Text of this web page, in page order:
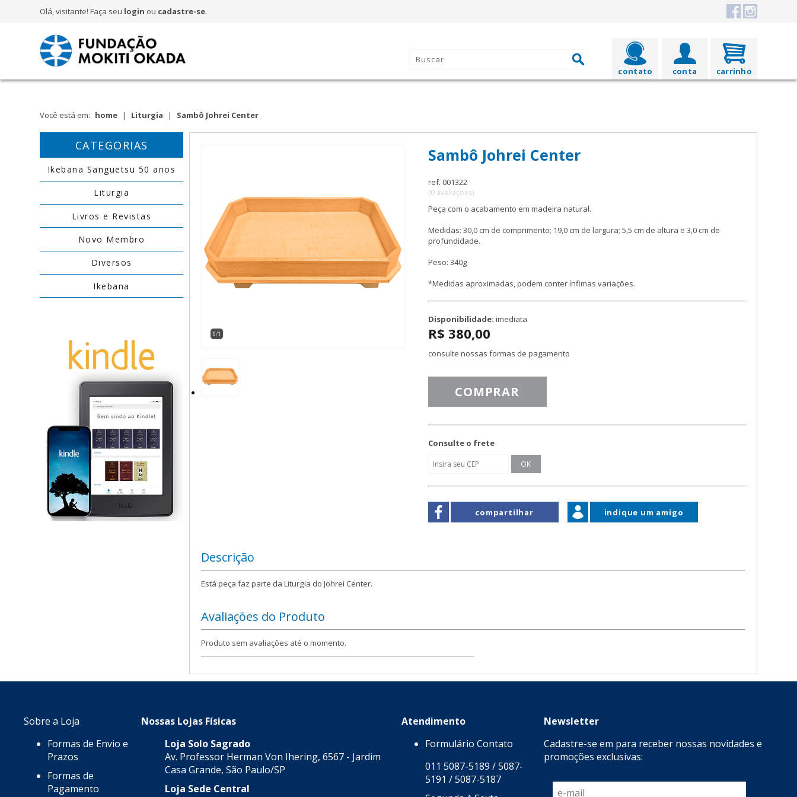
Olá, visitante! Faça seu login ou cadastre-se.
carrinho
conta
contato
Você está em: home | Liturgia | Sambô Johrei Center
CATEGORIAS
Ikebana Sanguetsu 50 anos
Liturgia
Livros e Revistas
Novo Membro
Diversos
Ikebana
1/1
Sambô Johrei Center
ref. 001322
(0 avaliações)
Peça com o acabamento em madeira natural.
Medidas: 30,0 cm de comprimento; 19,0 cm de largura; 5,5 cm de altura e 3,0 cm de
profundidade.
Peso: 340g
*Medidas aproximadas, podem conter ínfimas variações.
Disponibilidade: imediata
R$ 380,00
consulte nossas formas de pagamento
COMPRAR
Consulte o frete
compartilhar indique um amigo
Descrição
Está peça faz parte da Liturgia do Johrei Center.
Avaliações do Produto
Produto sem avaliações até o momento.
Sobre a Loja
Formas de Envio e
Prazos
Formas de
Pagamento
Nossas Lojas Físicas
Loja Solo Sagrado
Av. Professor Herman Von Ihering, 6567 - Jardim
Casa Grande, São Paulo/SP
Loja Sede Central
Atendimento
Formulário Contato
011 5087-5189 / 5087-
5191 / 5087-5187
Newsletter
Cadastre-se em para receber nossas novidades e
promoções exclusivas: